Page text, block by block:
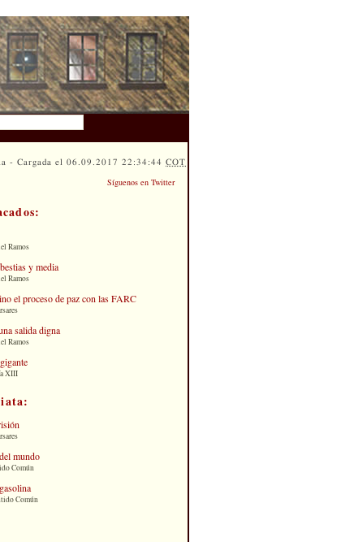
- Cargada el 06.09.2017 22:34:44COT
Síguenos en Twitter
Ramos
y media
Ramos
el proceso de paz con las FARC
salida digna
Ramos
XIII
mundo
Común
Común